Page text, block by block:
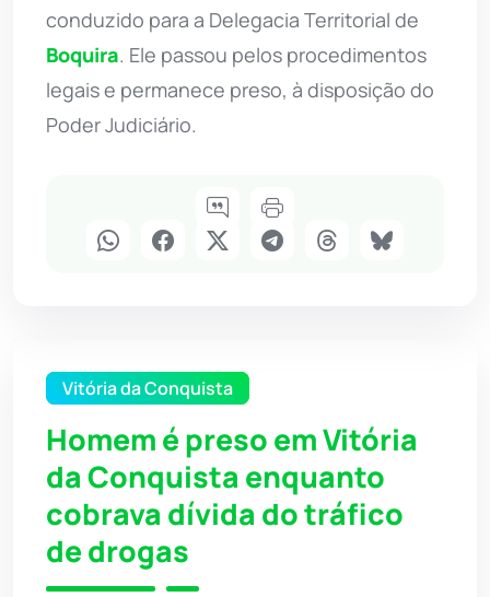
conduzido para a Delegacia Territorial de
Boquira. Ele passou pelos procedimentos
legais e permanece preso, à disposição do
Poder Judiciário.
Vitória da Conquista
Homem é preso em Vitória
da Conquista enquanto
cobrava dívida do tráfico
de drogas